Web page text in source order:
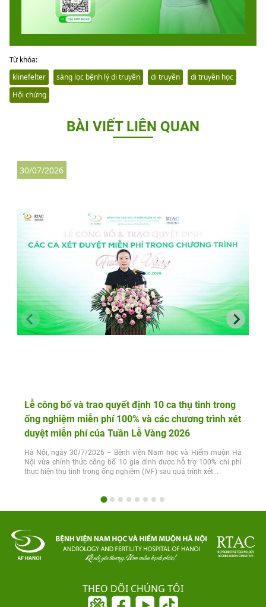
Từ khóa:
klinefelter
sàng lọc bệnh lý di truyền di truyền
di truyền học
Hội chứng
BÀI VIẾT LIÊN QUAN
Lễ công bố và trao quyết định 10 ca thụ tinh trong
ống nghiệm miễn phí 100% và các chương trình xét
duyệt miễn phí của Tuần Lễ Vàng 2026
Hà Nội, ngày 30/7/2026 – Bệnh viện Nam học và Hiếm muộn Hà
Nội vừa chính thức công bố 10 gia đình được hỗ trợ 100% chi phí
thực hiện thụ tinh trong ống nghiệm (IVF) sau quá trình xét...
30/07/2026
THEO DÕI CHÚNG TÔI